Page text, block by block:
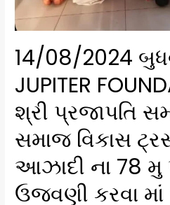
14/08/2024
JUPITER
શ્રી પ્રજાપતિ
સમાજ વિકાસ
આઝાદી ના 78 મુ
ઉજવણી કરવા